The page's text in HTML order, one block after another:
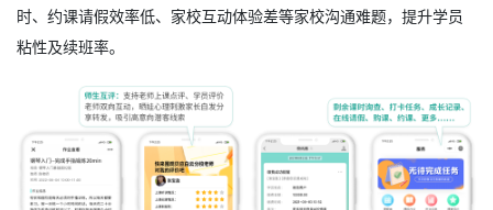
时、约课请假效率低、家校互动体验差等家校沟通难题，提升学员
粘性及续班率。